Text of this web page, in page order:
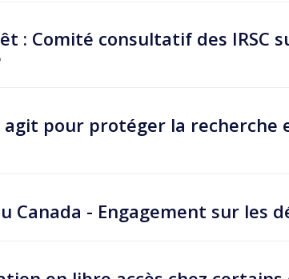
: Comité consultatif des IRSC
agit pour protéger la recherche
Canada - Engagement sur les